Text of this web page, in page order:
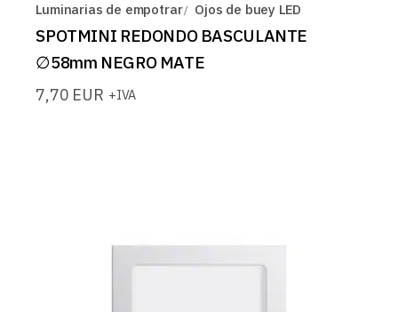
Luminarias de empotrar Ojos de buey LED
SPOTMINI REDONDO BASCULANTE
∅58mm NEGRO MATE
7,70 EUR +IVA